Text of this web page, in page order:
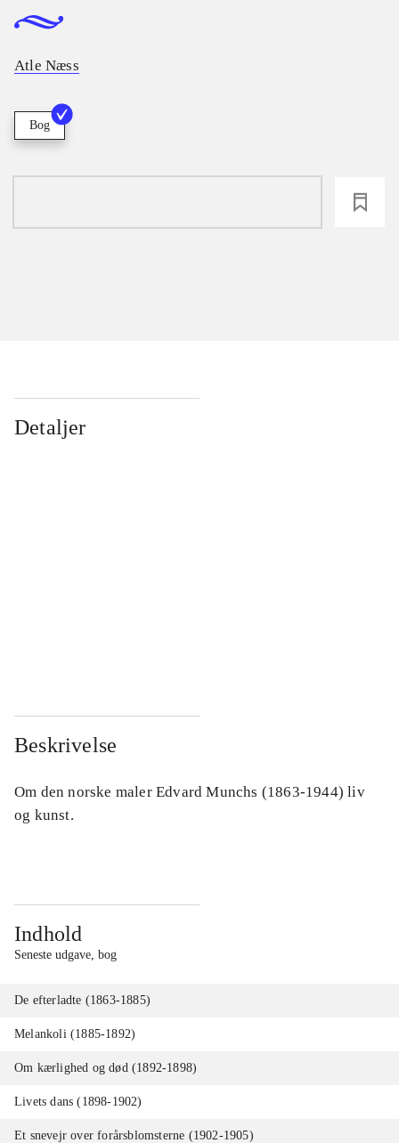
Atle Næss
Bog
Detaljer
Beskrivelse
Om den norske maler Edvard Munchs (1863-1944) liv
og kunst.
Indhold
Seneste udgave, bog
De efterladte (1863-1885)
Melankoli (1885-1892)
Om kærlighed og død (1892-1898)
Livets dans (1898-1902)
Et snevejr over forårsblomsterne (1902-1905)